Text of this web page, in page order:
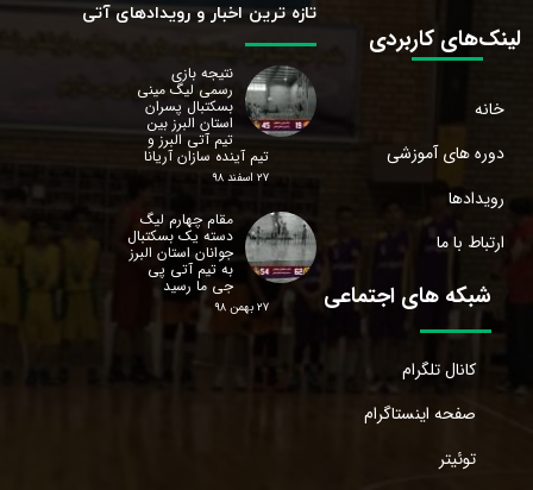
لینک‌های کاربردی
خانه
دوره های آموزشی
رویدادها
ارتباط با ما
تازه ترین اخبار و رویدادهای آتی
نتیجه بازی
رسمی لیگ مینی
بسکتبال پسران
استان البرز‌ بین
تیم آتی البرز و
تیم آینده سازان آریانا
۲۷ اسفند ۹۸
مقام چهارم لیگ
دسته یک بسکتبال
جوانان استان البرز‌
به تیم آتی پی
جی ما رسید
۲۷ بهمن ۹۸ شبکه های اجتماعی
کانال تلگرام
صفحه اینستاگرام
توئیتر